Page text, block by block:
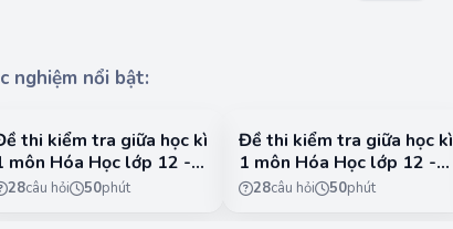
nghiệm nổi bật:
thi kiểm tra giữa học kì
môn Hóa Học lớp 12 -
- Đề 1
28câu hỏi 50phút
Đề thi kiểm tra giữa học kì
1 môn Hóa Học lớp 12 -
CTST - Đề 2
28câu hỏi 50phút